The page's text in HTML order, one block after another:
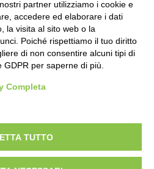
biennio
la
costruisce il
partner utilizziamo i cookie e
accedere ed elaborare i dati
la visita al sito web o la
Poiché rispettiamo il tuo diritto
di non consentire alcuni tipi di
per saperne di più.
Completa
TUTTO